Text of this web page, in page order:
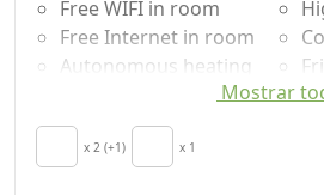
Free WIFI in room
Free Internet in room
Autonomous heating
Kitchenette
secador de pelo
Mostrar
x 2 (+1) x 1